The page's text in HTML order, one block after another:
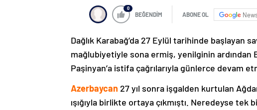
0
BEĞENDİM ABONE OL
Dağlık Karabağ’da 27 Eylül tarihinde başlayan
mağlubiyetiyle sona ermiş, yenilginin ardından
Paşinyan’a istifa çağrılarıyla günlerce devam
Azerbaycan 27 yıl sonra işgalden kurtulan
ışığıyla birlikte ortaya çıkmıştı. Neredeyse